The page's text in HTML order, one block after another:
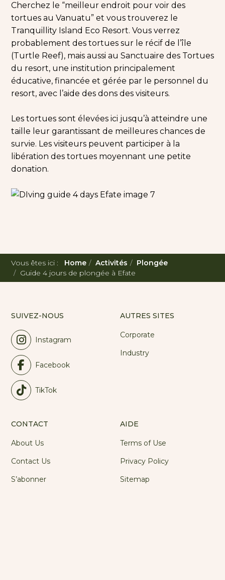
Cherchez le “meilleur endroit pour voir des
tortues au Vanuatu” et vous trouverez le
Tranquillity Island Eco Resort. Vous verrez
probablement des tortues sur le récif de l’île
(Turtle Reef), mais aussi au Sanctuaire des Tortues
du resort, une institution principalement
éducative, financée et gérée par le personnel du
resort, avec l’aide des dons des visiteurs.
Les tortues sont élevées ici jusqu’à atteindre une
taille leur garantissant de meilleures chances de
survie. Les visiteurs peuvent participer à la
libération des tortues moyennant une petite
donation.
Vous êtes ici : Home Activités
Plongée
Guide 4 jours de plongée à Efate
SUIVEZ-NOUS
Instagram
Facebook
TikTok
AUTRES SITES
Corporate
Industry
CONTACT
About Us
Contact Us
S’abonner
AIDE
Terms of Use
Privacy Policy
Sitemap